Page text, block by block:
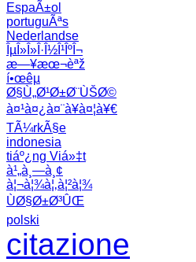
EspaÃ±ol
portuguÃªs
Nederlandse
ÎµÎ»Î»Î·Î½Î¹ÎºÎ¬
æ—¥æœ¬èªž
í•œêµ­
Ø§Ù„Ø¹Ø±Ø¨ÙŠØ©
à¤¹à¤¿à¤¨à¥à¤¦à¥€
TÃ¼rkÃ§e
indonesia
tiáº¿ng Viá»‡t
à¹„à¸—à¸¢
à¦¬à¦¾à¦‚à¦²à¦¾
ÙØ§Ø±Ø³ÛŒ
polski
citazione